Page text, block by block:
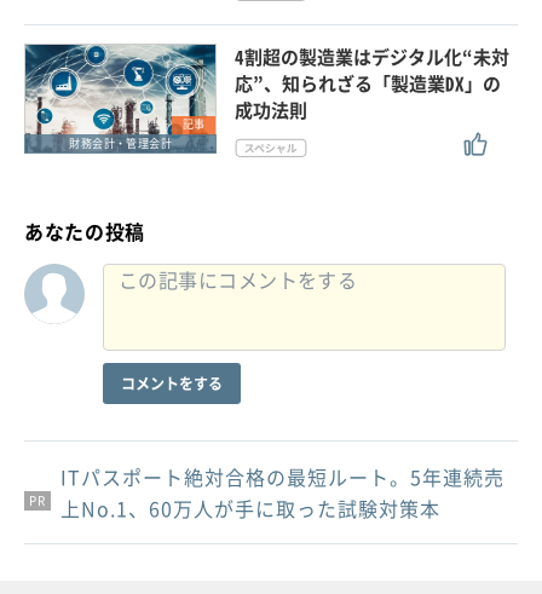
記事
財務会計・管理会計
4割超の製造業はデジタル化“未対
応”、知られざる「製造業DX」の
成功法則
あなたの投稿
コメントをする
PR
PR
PR
ITパスポート絶対合格の最短ルート。5年連続売
上No.1、60万人が手に取った試験対策本